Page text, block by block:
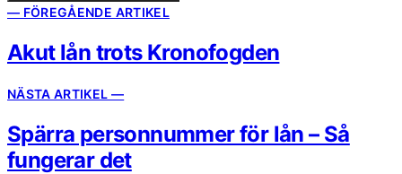
— FÖREGÅENDE ARTIKEL
Akut lån trots Kronofogden
NÄSTA ARTIKEL —
Spärra personnummer för lån – Så
fungerar det